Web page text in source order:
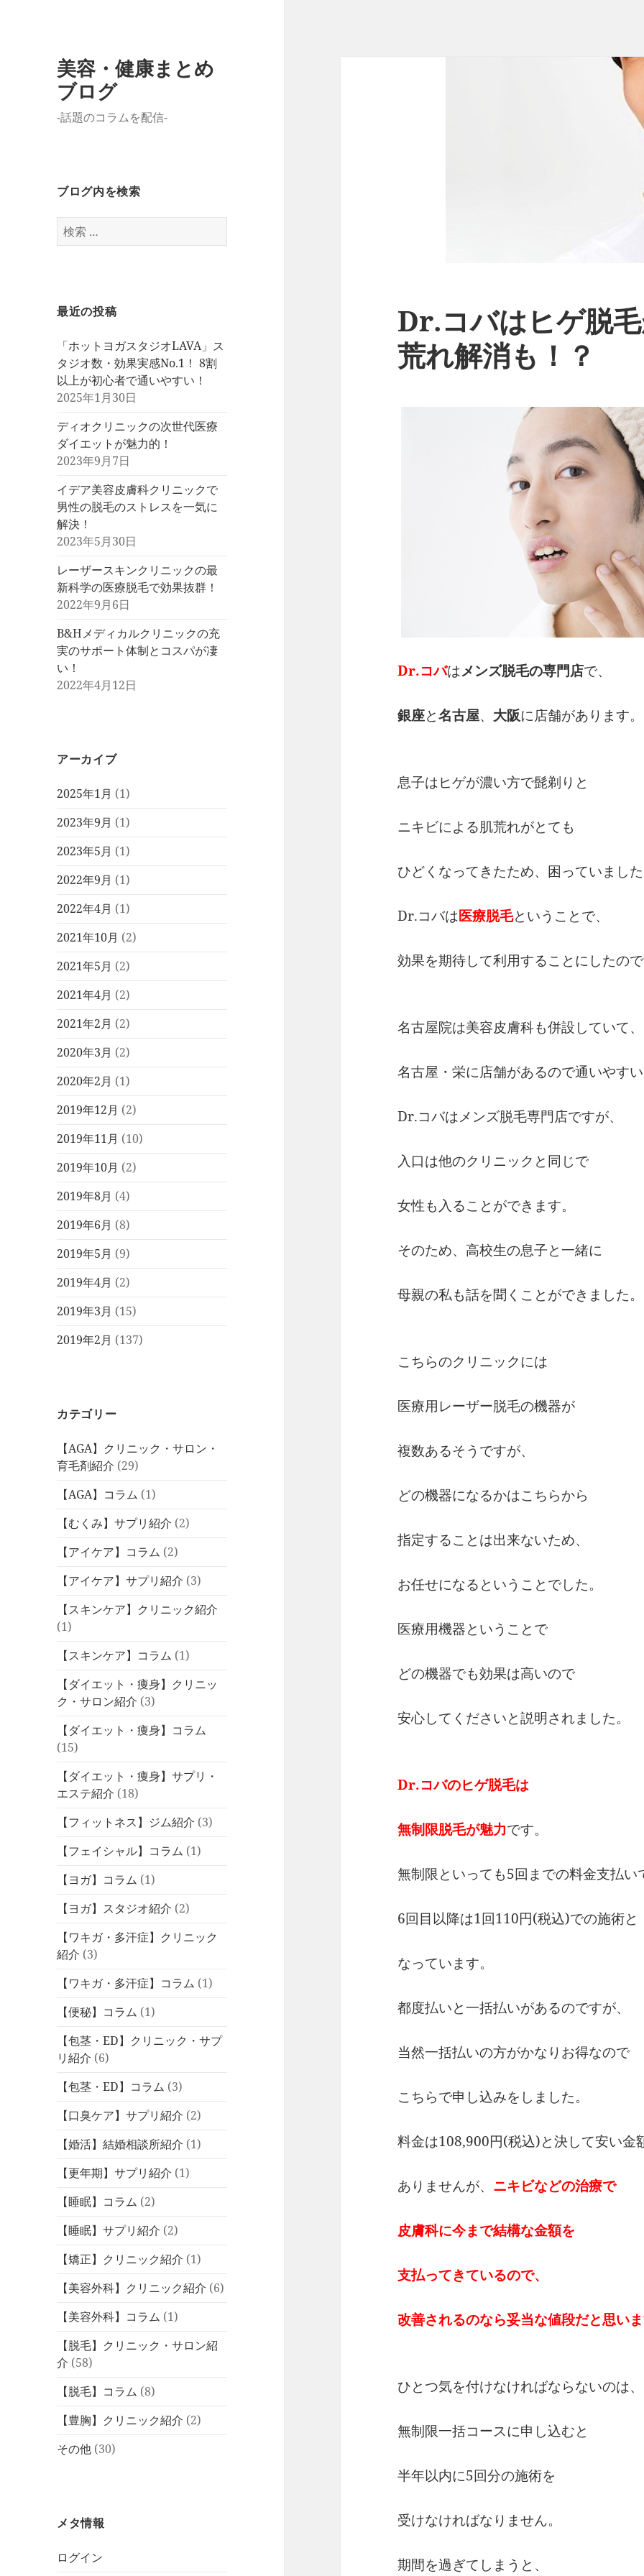
美容・健康まとめ
ブログ
-話題のコラムを配信-
ブログ内を検索
検
索
最近の投稿
「ホットヨガスタジオLAVA」ス
タジオ数・効果実感No.1！ 8割
以上が初心者で通いやすい！
2025年1月30日
ディオクリニックの次世代医療
ダイエットが魅力的！
2023年9月7日
イデア美容皮膚科クリニックで
男性の脱毛のストレスを一気に
解決！
2023年5月30日
レーザースキンクリニックの最
新科学の医療脱毛で効果抜群！
2022年9月6日
B&Hメディカルクリニックの充
実のサポート体制とコスパが凄
い！
2022年4月12日
アーカイブ
2025年1月 (1)
2023年9月 (1)
2023年5月 (1)
2022年9月 (1)
2022年4月 (1)
2021年10月 (2)
2021年5月 (2)
2021年4月 (2)
2021年2月 (2)
2020年3月 (2)
2020年2月 (1)
2019年12月 (2)
2019年11月 (10)
2019年10月 (2)
2019年8月 (4)
2019年6月 (8)
2019年5月 (9)
2019年4月 (2)
2019年3月 (15)
2019年2月 (137)
カテゴリー
【AGA】クリニック・サロン・
育毛剤紹介 (29)
【AGA】コラム (1)
【むくみ】サプリ紹介 (2)
【アイケア】コラム (2)
【アイケア】サプリ紹介 (3)
【スキンケア】クリニック紹介
(1)
【スキンケア】コラム (1)
【ダイエット・痩身】クリニッ
ク・サロン紹介 (3)
【ダイエット・痩身】コラム
(15)
【ダイエット・痩身】サプリ・
エステ紹介 (18)
【フィットネス】ジム紹介 (3)
【フェイシャル】コラム (1)
【ヨガ】コラム (1)
【ヨガ】スタジオ紹介 (2)
【ワキガ・多汗症】クリニック
紹介 (3)
【ワキガ・多汗症】コラム (1)
【便秘】コラム (1)
【包茎・ED】クリニック・サプ
リ紹介 (6)
【包茎・ED】コラム (3)
【口臭ケア】サプリ紹介 (2)
【婚活】結婚相談所紹介 (1)
【更年期】サプリ紹介 (1)
【睡眠】コラム (2)
【睡眠】サプリ紹介 (2)
【矯正】クリニック紹介 (1)
【美容外科】クリニック紹介 (6)
【美容外科】コラム (1)
【脱毛】クリニック・サロン紹
介 (58)
【脱毛】コラム (8)
【豊胸】クリニック紹介 (2)
その他 (30)
メタ情報
ログイン
Dr.コバはヒゲ脱
荒れ解消も！？
Dr.コバはメンズ脱毛の専門店で、
銀座と名古屋、 大阪に店舗があります。
息子はヒゲが濃い方で髭剃りと
ニキビによる肌荒れがとても
ひどくなってきたため、困っていまし
Dr.コバは医療脱毛ということで、
効果を期待して利用することにしたの
名古屋院は美容皮膚科も併設していて、
名古屋・栄に店舗があるので通いやす
Dr.コバはメンズ脱毛専門店ですが、
入口は他のクリニックと同じで
女性も入ることができます。
そのため、高校生の息子と一緒に
母親の私も話を聞くことができました。
こちらのクリニックには
医療用レーザー脱毛の機器が
複数あるそうですが、
どの機器になるかはこちらから
指定することは出来ないため、
お任せになるということでした。
医療用機器ということで
どの機器でも効果は高いので
安心してくださいと説明されました。
Dr.コバのヒゲ脱毛は
無制限脱毛が魅力です。
無制限といっても5回までの料金支払い
6回目以降は1回110円(税込)での施術と
なっています。
都度払いと一括払いがあるのですが、
当然一括払いの方がかなりお得なので
こちらで申し込みをしました。
料金は108,900円(税込)と決して安い金
ありませんが、 ニキビなどの治療で
皮膚科に今まで結構な金額を
支払ってきているので、
改善されるのなら妥当な値段だと思い
ひとつ気を付けなければならないのは、
無制限一括コースに申し込むと
半年以内に5回分の施術を
受けなければなりません。
期間を過ぎてしまうと、